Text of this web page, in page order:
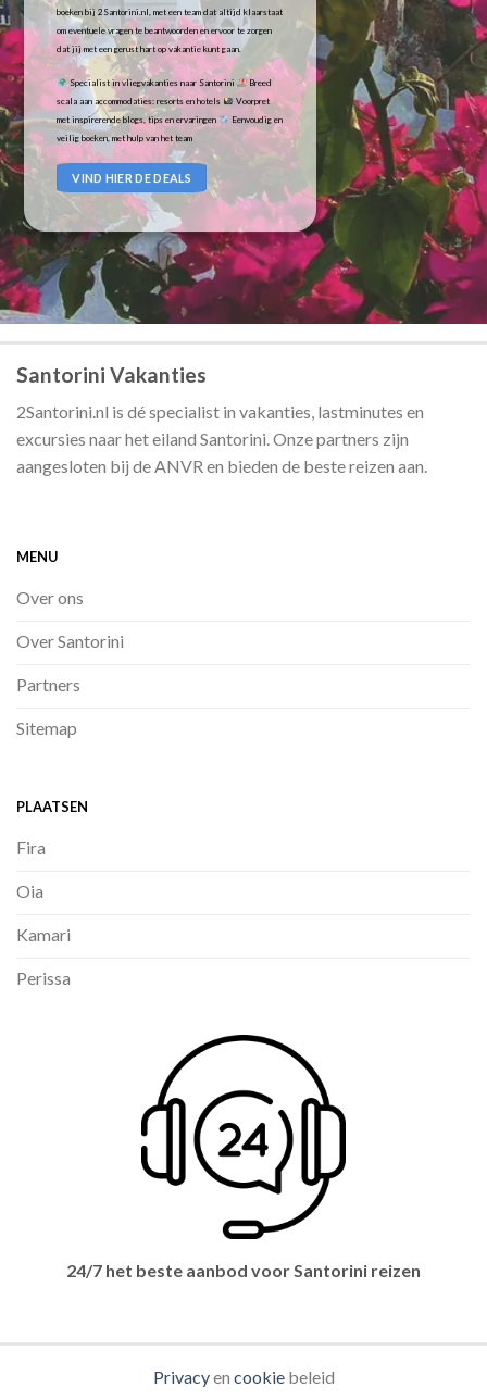
boeken bij 2Santorini.nl, met een team dat altijd klaarstaat
om eventuele vragen te beantwoorden en ervoor te zorgen
dat jij met een gerust hart op vakantie kunt gaan.
Specialist in vliegvakanties naar Santorini
Breed
scala aan accommodaties: resorts en hotels
Voorpret
met inspirerende blogs, tips en ervaringen
Eenvoudig en
veilig boeken, met hulp van het team
VIND HIER DE DEALS
Santorini Vakanties
2Santorini.nl is dé specialist in vakanties, lastminutes en
excursies naar het eiland Santorini. Onze partners zijn
aangesloten bij de ANVR en bieden de beste reizen aan.
MENU
Over ons
Over Santorini
Partners
Sitemap
PLAATSEN
Fira
Oia
Kamari
Perissa
24/7 het beste aanbod voor Santorini reizen
Privacyen cookiebeleid